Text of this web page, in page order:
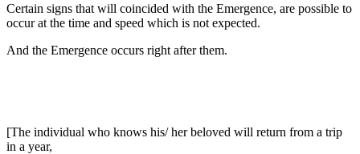
Certain signs that will coincided with the Emergence, are possible to
occur at the time and speed which is not expected.
And the Emergence occurs right after them.
[The individual who knows his/ her beloved will return from a trip
in a year,